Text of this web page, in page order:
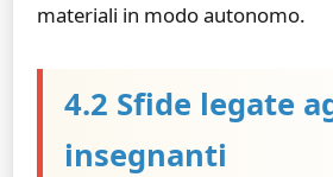
materiali in modo autonomo.
4.2 Sfide legate
insegnanti